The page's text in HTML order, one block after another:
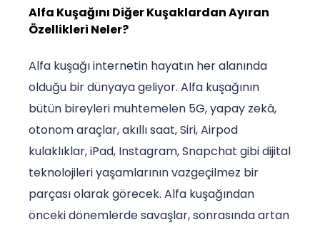
Alfa Kuşağını Diğer Kuşaklardan Ayıran
Özellikleri Neler?
Alfa kuşağı internetin hayatın her alanında
olduğu bir dünyaya geliyor. Alfa kuşağının
bütün bireyleri muhtemelen 5G, yapay zekâ,
otonom araçlar, akıllı saat, Siri, Airpod
kulaklıklar, iPad, Instagram, Snapchat gibi dijital
teknolojileri yaşamlarının vazgeçilmez bir
parçası olarak görecek. Alfa kuşağından
önceki dönemlerde savaşlar, sonrasında artan